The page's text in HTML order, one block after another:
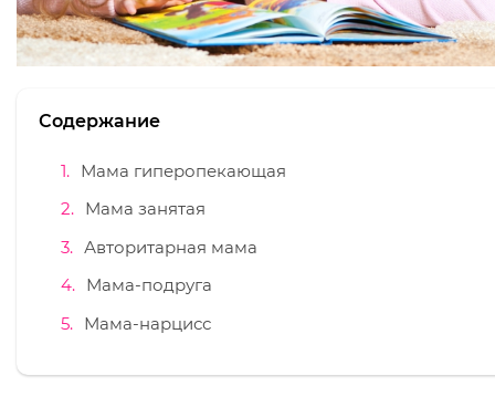
Содержание
Мама гиперопекающая
Мама занятая
Авторитарная мама
Мама-подруга
Мама-нарцисс